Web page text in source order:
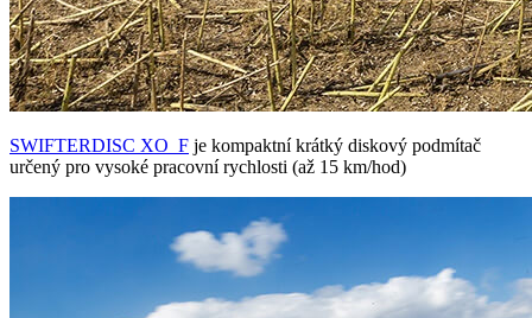
SWIFTERDISC XO_F je kompaktní krátký diskový podmítač
určený pro vysoké pracovní rychlosti (až 15 km/hod)